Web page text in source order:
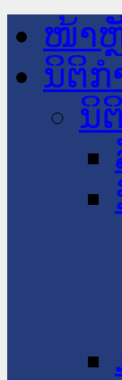
ໜ້າ
ນິຕິ
ນິ